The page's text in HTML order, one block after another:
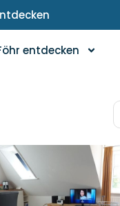
entdecken